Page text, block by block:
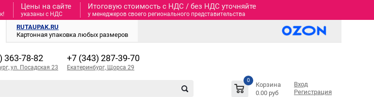
Цены на сайте
указаны с НДС
Итоговую стоимость c НДС / без НДС уточняйте
у менеджеров своего регионального представительства
RUTAUPAK.RU
Картонная упаковка любых размеров
0
Корзина
0.00 руб
Вход
Регистрация
363-78-82
ул. Посадская 23
+7 (343) 287-39-70
Екатеринбург, Щорса 29